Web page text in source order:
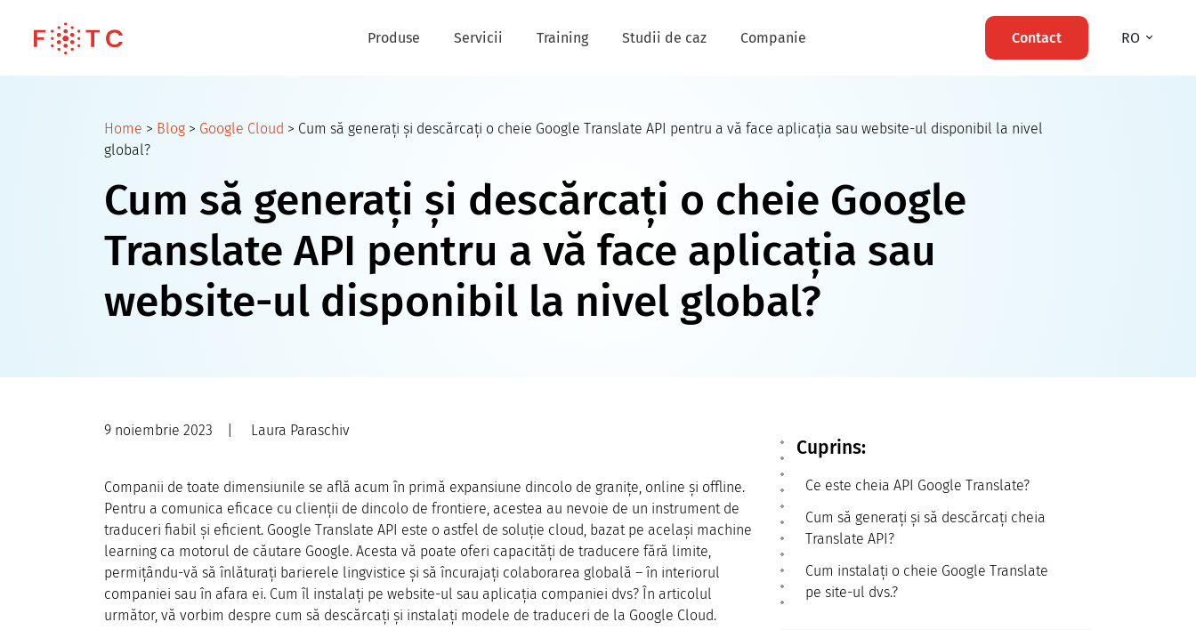
Produse Servicii Training Studii de caz Companie Contact RO
Home > Blog > Google Cloud > Cum să generați și descărcați o cheie Google Translate API pentru a vă face aplicația sau website-ul disponibil la nivel
global?
Cum să generați și descărcați o cheie Google
Translate API pentru a vă face aplicația sau
website-ul disponibil la nivel global?
9 noiembrie 2023 Laura Paraschiv
Companii de toate dimensiunile se află acum în primă expansiune dincolo de granițe, online și offline.
Pentru a comunica eficace cu clienții de dincolo de frontiere, acestea au nevoie de un instrument de
traduceri fiabil și eficient. Google Translate API este o astfel de soluție cloud, bazat pe același machine
learning ca motorul de căutare Google. Acesta vă poate oferi capacități de traducere fără limite,
permițându-vă să înlăturați barierele lingvistice și să încurajați colaborarea globală – în interiorul
companiei sau în afara ei. Cum îl instalați pe website-ul sau aplicația companiei dvs? În articolul
următor, vă vorbim despre cum să descărcați și instalați modele de traduceri de la Google Cloud.
Cuprins:
Ce este cheia API Google Translate?
Cum să generați și să descărcați cheia
Translate API?
Cum instalați o cheie Google Translate
pe site-ul dvs.?